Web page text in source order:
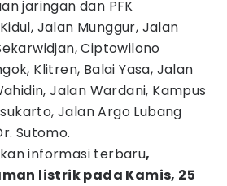
jaringan dan PFK
Jalan Munggur, Jalan
Ciptowilono
Klitren, Balai Yasa, Jalan
Jalan Wardani, Kampus
Jalan Argo Lubang
Sutomo.
informasi terbaru,
listrik pada Kamis, 25